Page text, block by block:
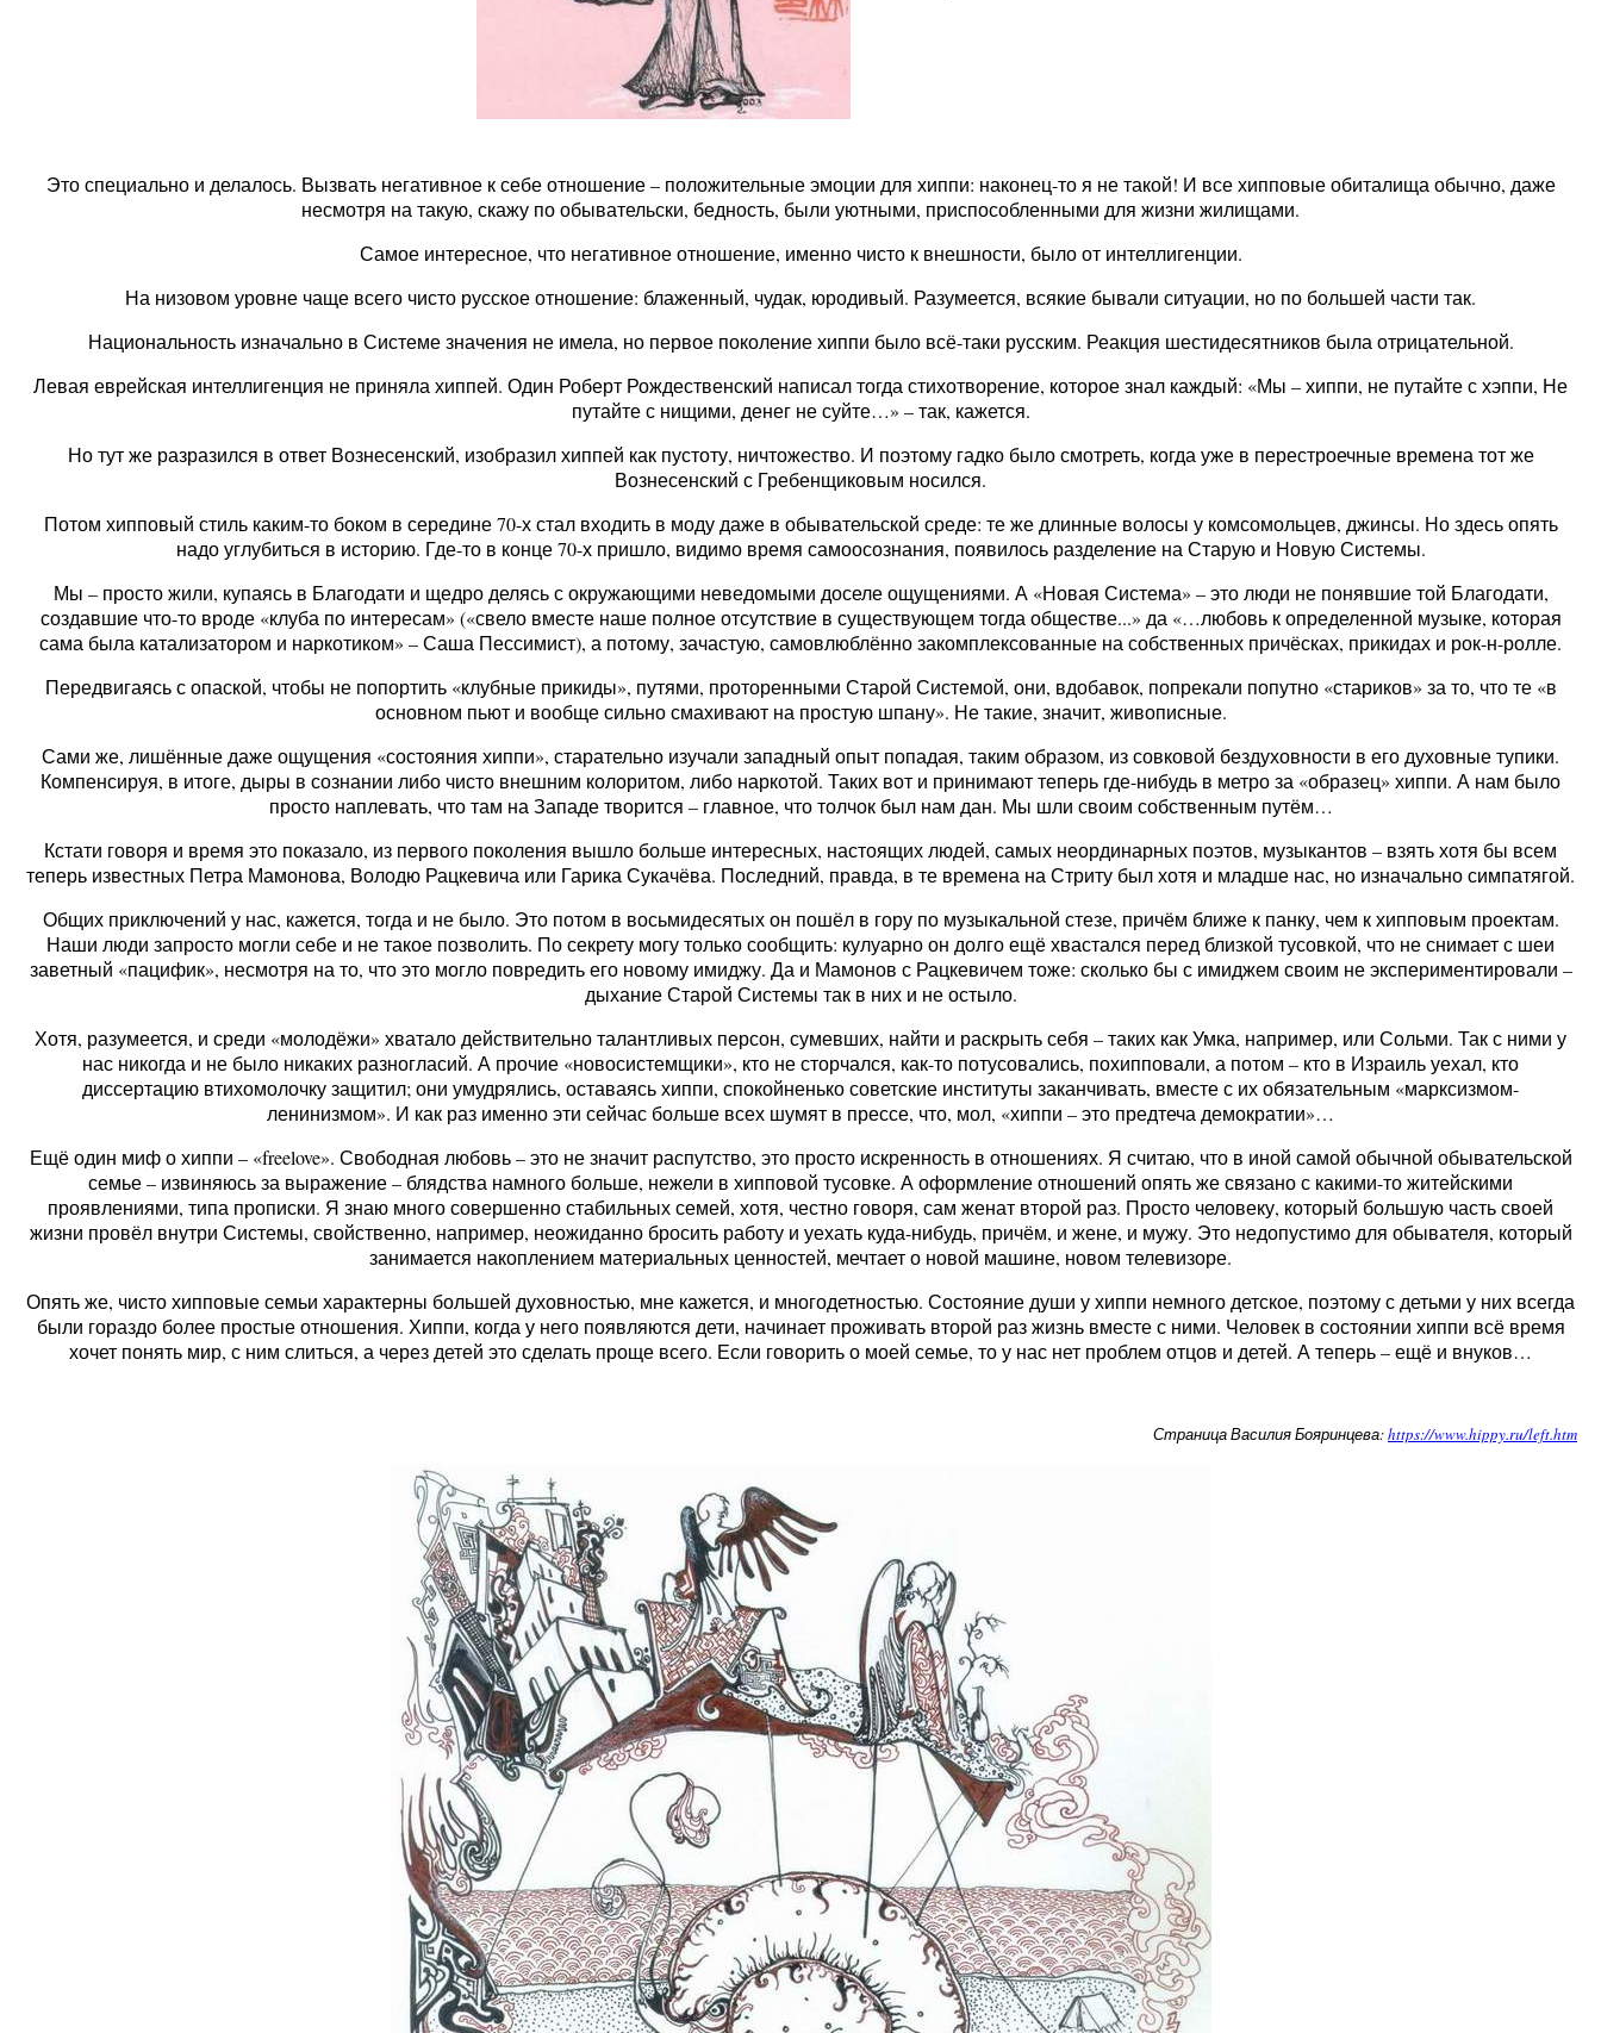
Это специально и делалось. Вызвать негативное к себе отношение – положительные эмоции для хиппи: наконец-то я не такой! И все хипповые обиталища обычно, даже
несмотря на такую, скажу по обывательски, бедность, были уютными, приспособленными для жизни жилищами.
Самое интересное, что негативное отношение, именно чисто к внешности, было от интеллигенции.
На низовом уровне чаще всего чисто русское отношение: блаженный, чудак, юродивый. Разумеется, всякие бывали ситуации, но по большей части так.
Национальность изначально в Системе значения не имела, но первое поколение хиппи было всё-таки русским. Реакция шестидесятников была отрицательной.
Левая еврейская интеллигенция не приняла хиппей. Один Роберт Рождественский написал тогда стихотворение, которое знал каждый: «Мы – хиппи, не путайте с хэппи, Не
путайте с нищими, денег не суйте…» – так, кажется.
Но тут же разразился в ответ Вознесенский, изобразил хиппей как пустоту, ничтожество. И поэтому гадко было смотреть, когда уже в перестроечные времена тот же
Вознесенский с Гребенщиковым носился.
Потом хипповый стиль каким-то боком в середине 70-х стал входить в моду даже в обывательской среде: те же длинные волосы у комсомольцев, джинсы. Но здесь опять
надо углубиться в историю. Где-то в конце 70-х пришло, видимо время самоосознания, появилось разделение на Старую и Новую Системы.
Мы – просто жили, купаясь в Благодати и щедро делясь с окружающими неведомыми доселе ощущениями. А «Новая Система» – это люди не понявшие той Благодати,
создавшие что-то вроде «клуба по интересам» («свело вместе наше полное отсутствие в существующем тогда обществе...» да «…любовь к определенной музыке, которая
сама была катализатором и наркотиком» – Саша Пессимист), а потому, зачастую, самовлюблённо закомплексованные на собственных причёсках, прикидах и рок-н-ролле.
Передвигаясь с опаской, чтобы не попортить «клубные прикиды», путями, проторенными Старой Системой, они, вдобавок, попрекали попутно «стариков» за то, что те «в
основном пьют и вообще сильно смахивают на простую шпану». Не такие, значит, живописные.
Сами же, лишённые даже ощущения «состояния хиппи», старательно изучали западный опыт попадая, таким образом, из совковой бездуховности в его духовные тупики.
Компенсируя, в итоге, дыры в сознании либо чисто внешним колоритом, либо наркотой. Таких вот и принимают теперь где-нибудь в метро за «образец» хиппи. А нам было
просто наплевать, что там на Западе творится – главное, что толчок был нам дан. Мы шли своим собственным путём…
Кстати говоря и время это показало, из первого поколения вышло больше интересных, настоящих людей, самых неординарных поэтов, музыкантов – взять хотя бы всем
теперь известных Петра Мамонова, Володю Рацкевича или Гарика Сукачёва. Последний, правда, в те времена на Стриту был хотя и младше нас, но изначально симпатягой.
Общих приключений у нас, кажется, тогда и не было. Это потом в восьмидесятых он пошёл в гору по музыкальной стезе, причём ближе к панку, чем к хипповым проектам.
Наши люди запросто могли себе и не такое позволить. По секрету могу только сообщить: кулуарно он долго ещё хвастался перед близкой тусовкой, что не снимает с шеи
заветный «пацифик», несмотря на то, что это могло повредить его новому имиджу. Да и Мамонов с Рацкевичем тоже: сколько бы с имиджем своим не экспериментировали –
дыхание Старой Системы так в них и не остыло.
Хотя, разумеется, и среди «молодёжи» хватало действительно талантливых персон, сумевших, найти и раскрыть себя – таких как Умка, например, или Сольми. Так с ними у
нас никогда и не было никаких разногласий. А прочие «новосистемщики», кто не сторчался, как-то потусовались, похипповали, а потом – кто в Израиль уехал, кто
диссертацию втихомолочку защитил; они умудрялись, оставаясь хиппи, спокойненько советские институты заканчивать, вместе с их обязательным «марксизмом-
ленинизмом». И как раз именно эти сейчас больше всех шумят в прессе, что, мол, «хиппи – это предтеча демократии»…
Ещё один миф о хиппи – «freelove». Свободная любовь – это не значит распутство, это просто искренность в отношениях. Я считаю, что в иной самой обычной обывательской
семье – извиняюсь за выражение – блядства намного больше, нежели в хипповой тусовке. А оформление отношений опять же связано с какими-то житейскими
проявлениями, типа прописки. Я знаю много совершенно стабильных семей, хотя, честно говоря, сам женат второй раз. Просто человеку, который большую часть своей
жизни провёл внутри Системы, свойственно, например, неожиданно бросить работу и уехать куда-нибудь, причём, и жене, и мужу. Это недопустимо для обывателя, который
занимается накоплением материальных ценностей, мечтает о новой машине, новом телевизоре.
Опять же, чисто хипповые семьи характерны большей духовностью, мне кажется, и многодетностью. Состояние души у хиппи немного детское, поэтому с детьми у них всегда
были гораздо более простые отношения. Хиппи, когда у него появляются дети, начинает проживать второй раз жизнь вместе с ними. Человек в состоянии хиппи всё время
хочет понять мир, с ним слиться, а через детей это сделать проще всего. Если говорить о моей семье, то у нас нет проблем отцов и детей. А теперь – ещё и внуков…
Страница Василия Бояринцева:https://www.hippy.ru/left.htm